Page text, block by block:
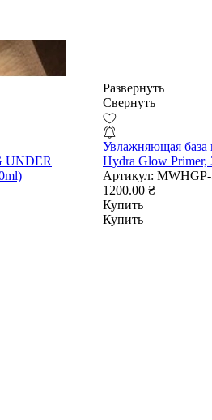
UNDER
Развернуть
Свернуть
Увлажняющая база
Hydra Glow Primer,
Артикул:
1200.00 ₴
Купить
Купить